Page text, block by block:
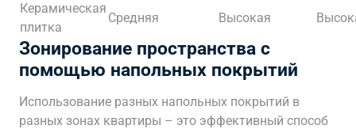
Керамическая
плитка
Средняя Высокая
Зонирование пространства с
помощью напольных покрытий
Использование разных напольных покрытий в
разных зонах квартиры – это эффективный способ